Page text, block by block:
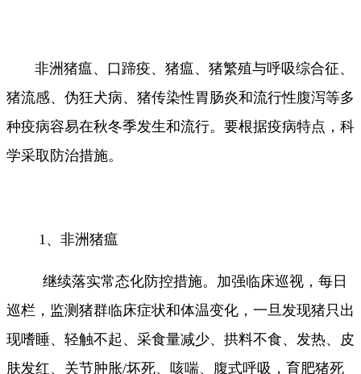
非洲猪瘟、口蹄疫、猪瘟、猪繁殖与呼吸综合征、
猪流感、伪狂犬病、猪传染性胃肠炎和流行性腹泻等多
种疫病容易在秋冬季发生和流行。要根据疫病特点，科
学采取防治措施。
1、非洲猪瘟
继续落实常态化防控措施。加强临床巡视，每日
巡栏，监测猪群临床症状和体温变化，一旦发现猪只出
现嗜睡、轻触不起、采食量减少、拱料不食、发热、皮
肤发红、关节肿胀/坏死、咳喘、腹式呼吸，育肥猪死